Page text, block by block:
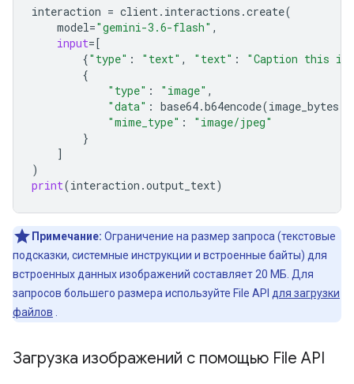
interaction = client. interactions .create(
model="gemini-3.6-flash" ,
input=[
{"type" : "text" , "text" :
"Caption this
{
"type" : "image" ,
"data" : base64.b64encode(image_bytes
"mime_type" :
"image/jpeg"
}
]
)
print(interaction .output_text)
Примечание: Ограничение на размер запроса (текстовые
подсказки, системные инструкции и встроенные байты) для
встроенных данных изображений составляет 20 МБ. Для
запросов большего размера используйте File API для загрузки
файлов
Загрузка изображений с помощью File API